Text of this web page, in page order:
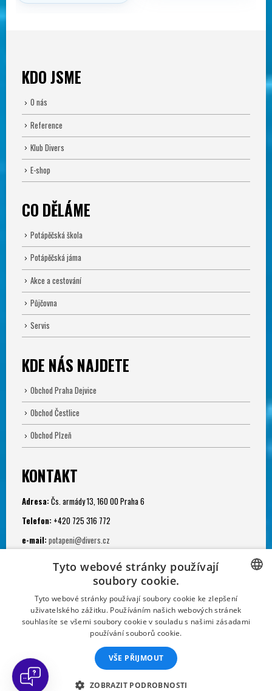
KDO JSME
O nás
Reference
Klub Divers
E-shop
CO DĚLÁME
Potápěčská škola
Potápěčská jáma
Akce a cestování
Půjčovna
Servis
KDE NÁS NAJDETE
Obchod Praha Dejvice
Obchod Čestlice
Obchod Plzeň
KONTAKT
Adresa: Čs. armády 13, 160 00 Praha 6
Telefon: +420 725 316 772
e-mail: potapeni@divers.cz
Po - Pá: 11.00 - 19.00
Potápěčská jáma:
Po - Ne: 9.00 - 22.00
Sportovní klub Divers. Powered by Divers Direct and Diveland, s.r.o.
CZECH
CZECH
Tyto webové stránky používají
soubory cookie.
Tyto webové stránky používají soubory cookie ke zlepšení
uživatelského zážitku. Používáním našich webových stránek
souhlasíte se všemi soubory cookie v souladu s našimi zásadami
používání souborů cookie.
VŠE PŘIJMOUT
ZOBRAZIT PODROBNOSTI